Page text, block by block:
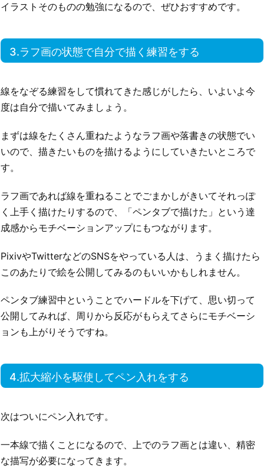
イラストそのものの勉強になるので、ぜひおすすめです。
3.ラフ画の状態で自分で描く練習をする
線をなぞる練習をして慣れてきた感じがしたら、いよいよ今
度は自分で描いてみましょう。
まずは線をたくさん重ねたようなラフ画や落書きの状態でい
いので、描きたいものを描けるようにしていきたいところで
す。
ラフ画であれば線を重ねることでごまかしがきいてそれっぽ
く上手く描けたりするので、「ペンタブで描けた」という達
成感からモチベーションアップにもつながります。
PixivやTwitterなどのSNSをやっている人は、うまく描けたら
このあたりで絵を公開してみるのもいいかもしれません。
ペンタブ練習中ということでハードルを下げて、思い切って
公開してみれば、周りから反応がもらえてさらにモチベーシ
ョンも上がりそうですね。
4.拡大縮小を駆使してペン入れをする
次はついにペン入れです。
一本線で描くことになるので、上でのラフ画とは違い、精密
な描写が必要になってきます。